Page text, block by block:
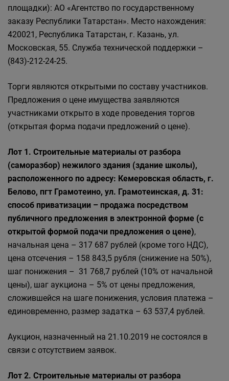
площадки): АО «Агентство по государственному
заказу Республики Татарстан». Место нахождения:
420021, Республика Татарстан, г. Казань, ул.
Московская, 55. Служба технической поддержки –
(843)-212-24-25.
Торги являются открытыми по составу участников.
Предложения о цене имущества заявляются
участниками открыто в ходе проведения торгов
(открытая форма подачи предложений о цене).
Лот 1. Строительные материалы от разбора
(саморазбор) нежилого здания (здание школы),
расположенного по адресу: Кемеровская область, г.
Белово, пгт Грамотеино, ул. Грамотеинская, д. 31:
способ приватизации – продажа посредством
публичного предложения в электронной форме (с
открытой формой подачи предложения о цене),
начальная цена – 317 687 рублей (кроме того НДС),
цена отсечения – 158 843,5 рубля (снижение на 50%),
шаг понижения – 31 768,7 рублей (10% от начальной
цены), шаг аукциона – 5% от цены предложения,
сложившейся на шаге понижения, условия платежа –
единовременно, размер задатка – 63 537,4 рублей.
Аукцион, назначенный на 21.10.2019 не состоялся в
связи с отсутствием заявок.
Лот 2. Строительные материалы от разбора